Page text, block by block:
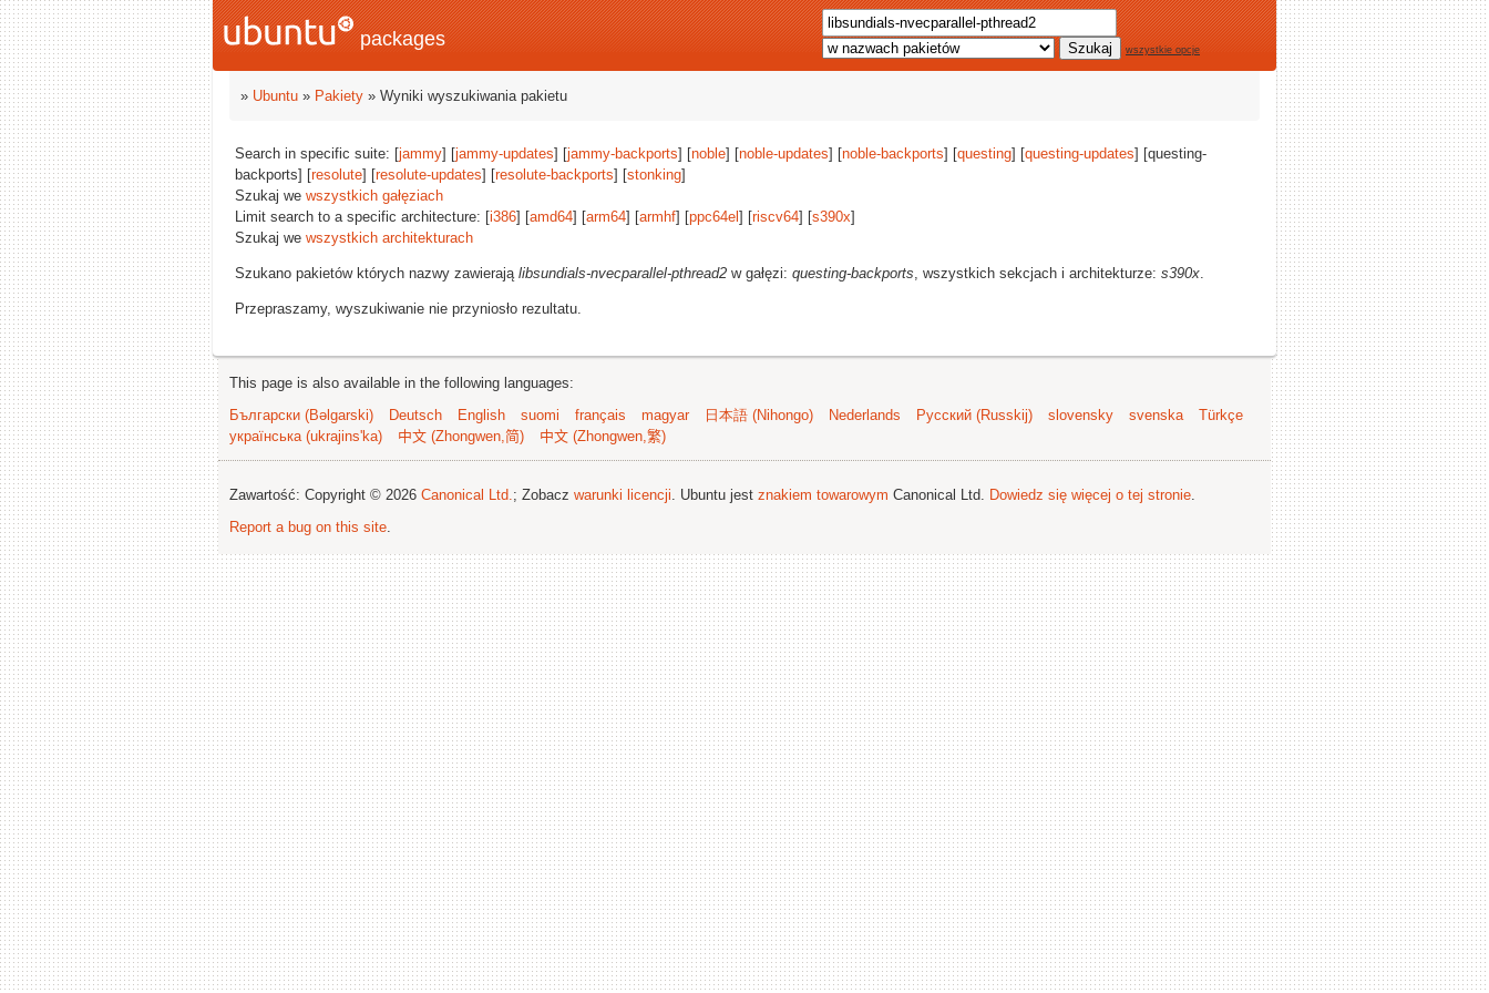
packages wszystkie opcje
» Ubuntu » Pakiety » Wyniki wyszukiwania pakietu
Search in specific suite: [jammy] [jammy-updates] [jammy-backports] [noble] [noble-updates] [noble-backports] [questing] [questing-updates] [questing-
backports] [resolute] [resolute-updates] [resolute-backports] [stonking]
Szukaj we wszystkich gałęziach
Limit search to a specific architecture: [i386] [amd64] [arm64] [armhf] [ppc64el ] [riscv64] [s390x]
Szukaj we wszystkich architekturach
Szukano pakietów których nazwy zawierają libsundials-nvecparallel-pthread2 w gałęzi: questing-backports, wszystkich sekcjach i architekturze: s390x.
Przepraszamy, wyszukiwanie nie przyniosło rezultatu.
This page is also available in the following languages:
Български (Bəlgarski)
Deutsch English suomi français magyar 日本語 (Nihongo) Nederlands Русский (Russkij) slovensky svenska
Türkçe
українська (ukrajins'ka)
中文 (Zhongwen,简) 中文 (Zhongwen,繁)
Zawartość: Copyright © 2026 Canonical Ltd.; Zobacz warunki licencji. Ubuntu jest znakiem towarowym Canonical Ltd. Dowiedz się więcej o tej stronie.
Report a bug on this site.